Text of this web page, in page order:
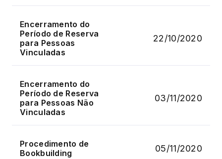
Encerramento do
Período de Reserva
para Pessoas
Vinculadas
22/10/2020
Encerramento do
Período de Reserva
para Pessoas Não
Vinculadas
03/11/2020
Procedimento de
Bookbuilding
05/11/2020